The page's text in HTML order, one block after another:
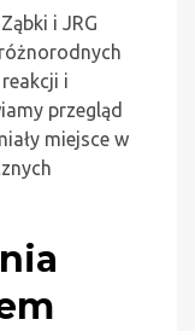
i JRG
i
przegląd
miejsce w